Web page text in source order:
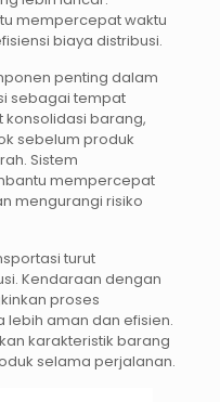
mempercepat waktu
biaya distribusi.
penting dalam
sebagai tempat
barang,
sebelum produk
Sistem
mempercepat
mengurangi risiko
turut
Kendaraan dengan
proses
aman dan efisien.
karakteristik barang
selama perjalanan.